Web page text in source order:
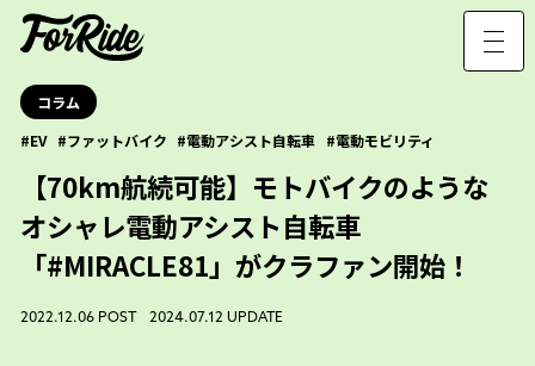
コラム
EV
ファットバイク 電動アシスト自転車 電動モビリティ
【70km航続可能】モトバイクのような
オシャレ電動アシスト自転車
「#MIRACLE81」がクラファン開始！
2022.12.06 POST 2024.07.12 UPDATE